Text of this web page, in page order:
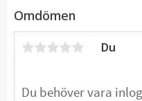
Omdömen
Du